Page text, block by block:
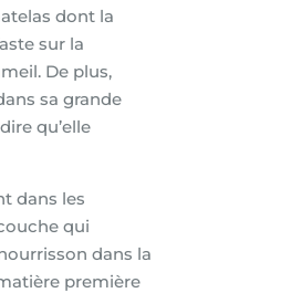
dont la
sur la
De plus,
sa grande
qu’elle
dans les
qui
dans la
première